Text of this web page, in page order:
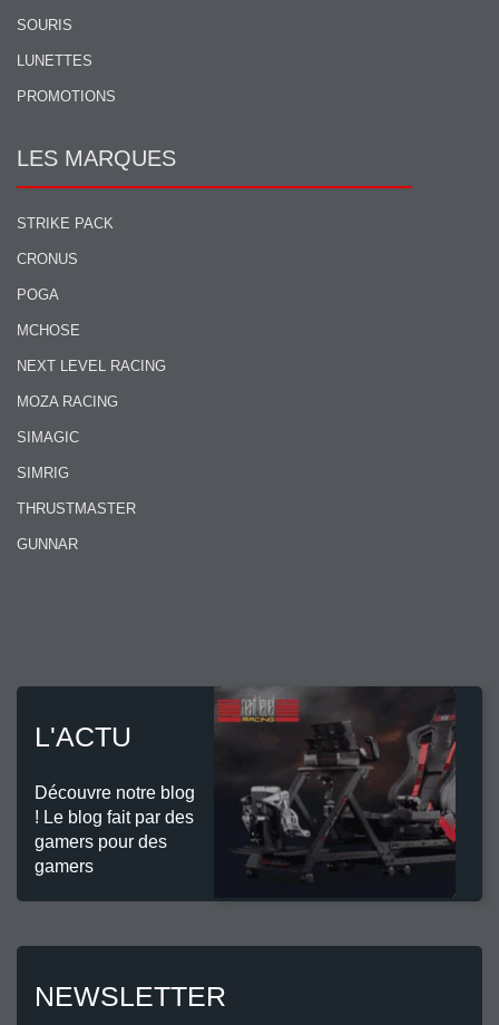
SOURIS
LUNETTES
PROMOTIONS
LES MARQUES
STRIKE PACK
CRONUS
POGA
MCHOSE
NEXT LEVEL RACING
MOZA RACING
SIMAGIC
SIMRIG
THRUSTMASTER
GUNNAR
L'ACTU
Découvre notre blog
! Le blog fait par des
gamers pour des
gamers
NEWSLETTER